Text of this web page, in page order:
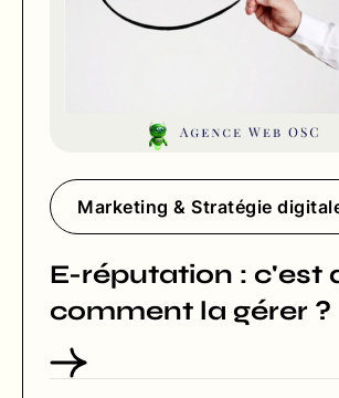
Marketing & Stratégie
E-réputation : c'est
comment la gérer ?